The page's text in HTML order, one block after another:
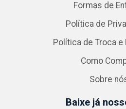
Formas de
Política de
Política de Troca e
Como
Sobre
Baixe já